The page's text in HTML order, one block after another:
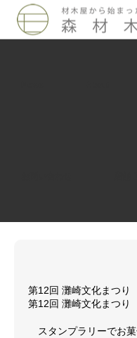
第12回 灘崎文化まつり
第12回 灘崎文化まつり
スタンプラリーでお